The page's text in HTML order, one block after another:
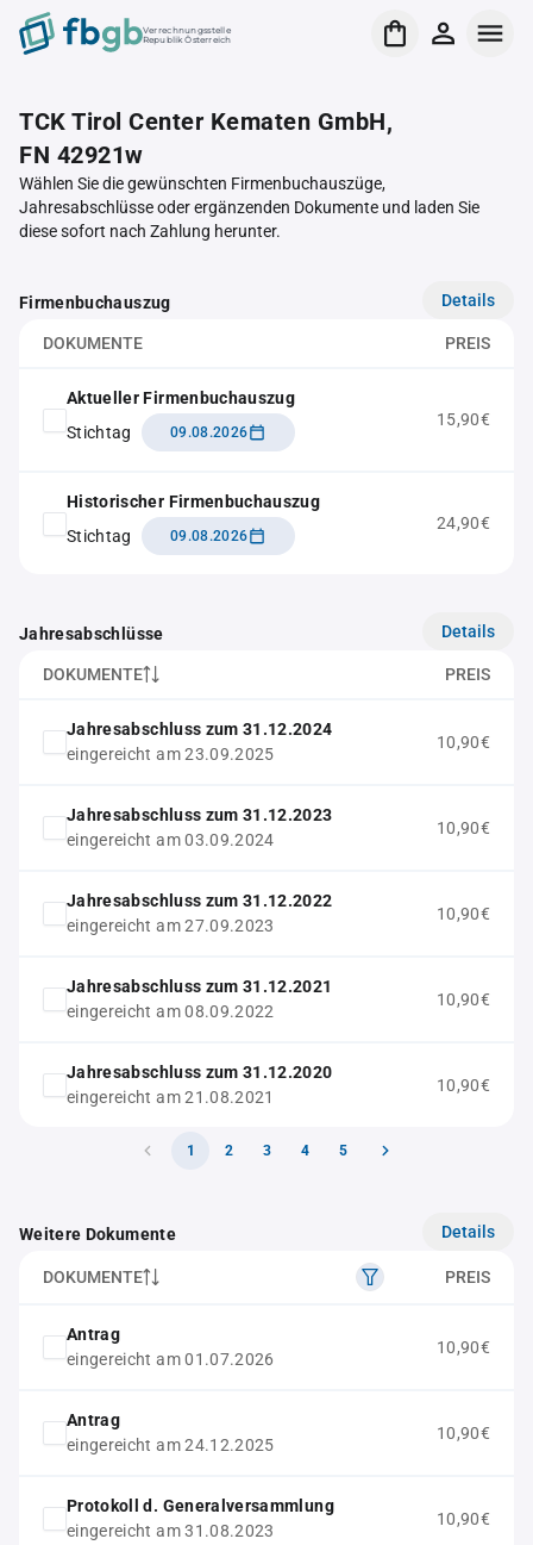
Verrechnungsstelle
Republik Österreich
TCK Tirol Center Kematen GmbH,
FN 42921w
Wählen Sie die gewünschten Firmenbuchauszüge,
Jahresabschlüsse oder ergänzenden Dokumente und laden Sie
diese sofort nach Zahlung herunter.
Firmenbuchauszug Details
DOKUMENTE PREIS
Aktueller Firmenbuchauszug
Stichtag
09.08.2026
15,90€
Historischer Firmenbuchauszug
Stichtag
09.08.2026
24,90€
Jahresabschlüsse Details
DOKUMENTE PREIS
Jahresabschluss zum 31.12.2024
eingereicht am 23.09.2025
10,90€
Jahresabschluss zum 31.12.2023
eingereicht am 03.09.2024
10,90€
Jahresabschluss zum 31.12.2022
eingereicht am 27.09.2023
10,90€
Jahresabschluss zum 31.12.2021
eingereicht am 08.09.2022
10,90€
Jahresabschluss zum 31.12.2020
eingereicht am 21.08.2021
10,90€
1 2 3 4 5
Weitere Dokumente Details
DOKUMENTE PREIS
Antrag
eingereicht am 01.07.2026
10,90€
Antrag
eingereicht am 24.12.2025
10,90€
Protokoll d. Generalversammlung
eingereicht am 31.08.2023
10,90€